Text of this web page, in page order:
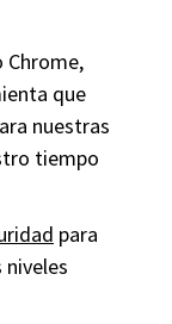
que
nuestras
tiempo
para